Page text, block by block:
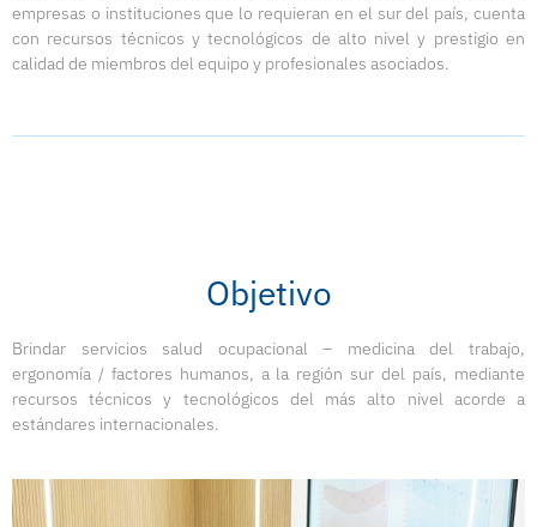
empresas o instituciones que lo requieran en el sur del país, cuenta
con recursos técnicos y tecnológicos de alto nivel y prestigio en
calidad de miembros del equipo y profesionales asociados.
Objetivo
Brindar servicios salud ocupacional – medicina del trabajo,
ergonomía / factores humanos, a la región sur del país, mediante
recursos técnicos y tecnológicos del más alto nivel acorde a
estándares internacionales.